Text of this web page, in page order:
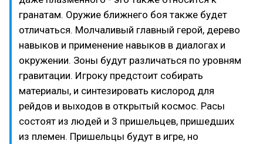
гранатам. Оружие ближнего боя также будет
отличаться. Молчаливый главный герой, дерево
навыков и применение навыков в диалогах и
окружении. Зоны будут различаться по уровням
гравитации. Игроку предстоит собирать
материалы, и синтезировать кислород для
рейдов и выходов в открытый космос. Расы
состоят из людей и 3 пришельцев, пришедших
из племен. Пришельцы будут в игре, но